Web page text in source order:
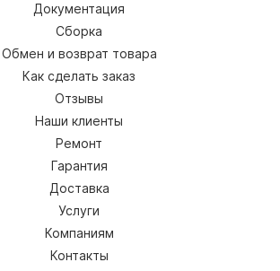
Документация
Сборка
Обмен и возврат товара
Как сделать заказ
Отзывы
Наши клиенты
Ремонт
Гарантия
Доставка
Услуги
Компаниям
Контакты